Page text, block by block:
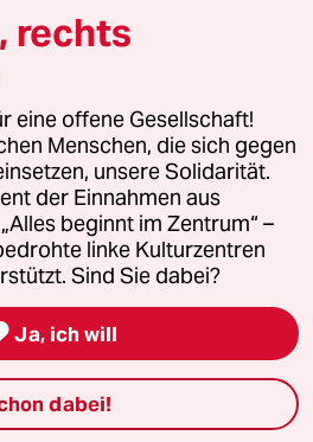
GmbH
Fragen oder für Genehmigungen
Kommune-Richtlinien
Impressum AGB
widerrufen (Ads)
rechts
eine offene Gesellschaft!
Menschen, die sich gegen
unsere Solidarität.
der Einnahmen aus
beginnt im Zentrum“ –
linke Kulturzentren
Sind Sie dabei?
Ja, ich will
dabei!